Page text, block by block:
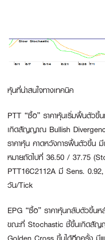
หุ้นที่น่าสนใจทางเทคนิค
PTT “ซื้อ” ราคาหุ้นเริ่มฟื้นตัว
เกิดสัญญาณ Bullish
ราคาหุ้น คาดหวังการฟื้นตัวขึ้น มี
หมายถัดไปที่ 36.50 / 37.75
PTT16C2112A มี Sens.
วัน/Tick
EPG “ซื้อ” ราคาหุ้นกลับตัวขึ้น
ขณะที่ Stochastic ชี้ขึ้นเกิดสั